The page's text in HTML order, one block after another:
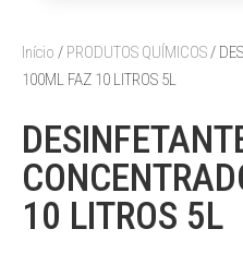
Início / PRODUTOS QUÍMICOS/
100ML FAZ 10 LITROS 5L
10 LITROS 5L